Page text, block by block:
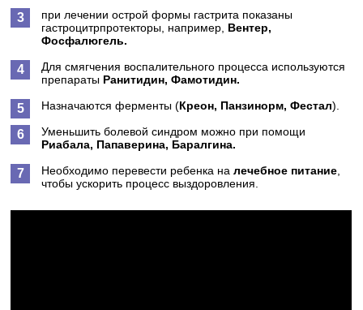
при лечении острой формы гастрита показаны
гастроцитрпротекторы, например, Вентер,
Фосфалюгель.
Для смягчения воспалительного процесса используются
препараты Ранитидин, Фамотидин.
Назначаются ферменты (Креон, Панзинорм, Фестал).
Уменьшить болевой синдром можно при помощи
Риабала, Папаверина, Баралгина.
Необходимо перевести ребенка налечебное питание
чтобы ускорить процесс выздоровления.